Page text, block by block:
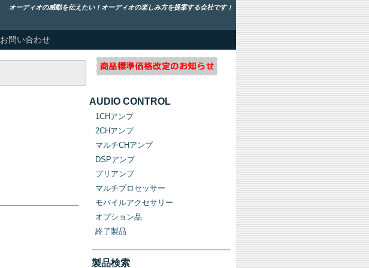
オーディオの感動を伝えたい！オーディオの楽しみ方を提案する会社です！
お問い合わせ
AUDIO CONTROL
1CHアンプ
2CHアンプ
マルチCHアンプ
DSPアンプ
プリアンプ
マルチプロセッサー
モバイルアクセサリー
オプション品
終了製品
製品検索